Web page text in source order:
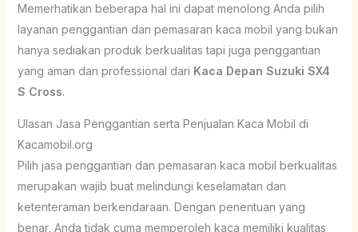
Memerhatikan beberapa hal ini dapat menolong Anda pilih
layanan penggantian dan pemasaran kaca mobil yang bukan
hanya sediakan produk berkualitas tapi juga penggantian
yang aman dan professional dari Kaca Depan Suzuki SX4
S Cross.
Ulasan Jasa Penggantian serta Penjualan Kaca Mobil di
Kacamobil.org
Pilih jasa penggantian dan pemasaran kaca mobil berkualitas
merupakan wajib buat melindungi keselamatan dan
ketenteraman berkendaraan. Dengan penentuan yang
benar, Anda tidak cuma memperoleh kaca memiliki kualitas